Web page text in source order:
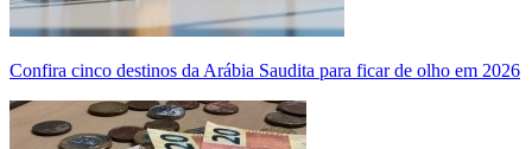
Confira cinco destinos da Arábia Saudita para ficar de olho em 2026